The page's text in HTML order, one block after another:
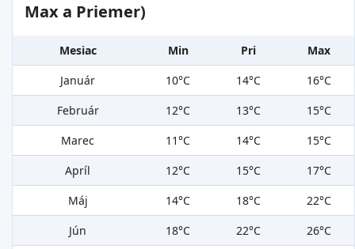
Max a Priemer)
Mesiac Min Pri
Max
Január
10°C 14°C
16°C
Február
12°C 13°C
15°C
Marec
11°C 14°C
15°C
Apríl
12°C 15°C
17°C
Máj
14°C 18°C
22°C
Jún
18°C 22°C
26°C